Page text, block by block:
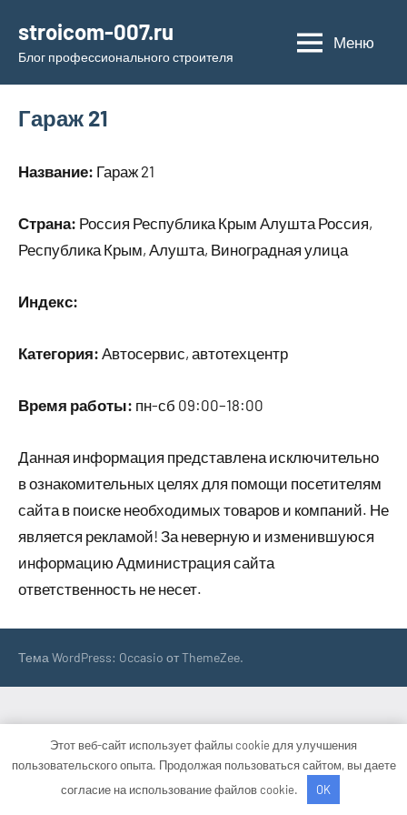
содержимому
stroicom-007.ru
Блог профессионального строителя
Меню
Гараж 21
Название: Гараж 21
Страна: Россия Республика Крым Алушта Россия,
Республика Крым, Алушта, Виноградная улица
Индекс:
Категория: Автосервис, автотехцентр
Время работы: пн-сб 09:00–18:00
Данная информация представлена исключительно
в ознакомительных целях для помощи посетителям
сайта в поиске необходимых товаров и компаний. Не
является рекламой! За неверную и изменившуюся
информацию Администрация сайта
ответственность не несет.
Тема WordPress: Occasio от ThemeZee.
Этот веб-сайт использует файлы cookie для улучшения
пользовательского опыта. Продолжая пользоваться сайтом, вы даете
согласие на использование файлов cookie.
OK